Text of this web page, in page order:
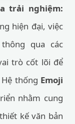
trải nghiệm:
hiện đại, việc
qua các
trò cốt lõi để
thống Emoji
nhằm cung
kế văn bản